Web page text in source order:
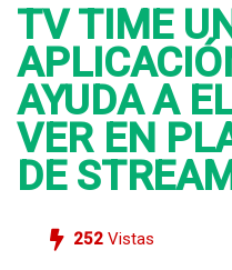
TV TIME
AYUDA A
VER EN
DE
252 Vistas